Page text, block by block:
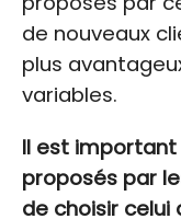
de nouveaux
plus
variables.
Il est
proposés par
de choisir celui